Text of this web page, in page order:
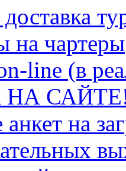
на чартеры
line (в
на